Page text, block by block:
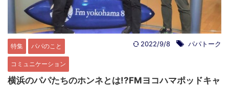
特集 パパのこと
コミュニケーション
2022/9/8 パパトーク
横浜のパパたちのホンネとは!?FMヨコハマポッドキャ